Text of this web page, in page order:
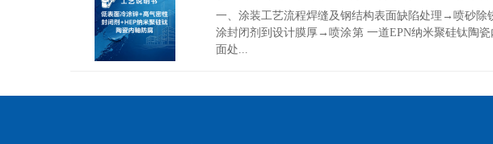
一、涂装工艺流程焊缝及钢结构表面缺陷处理→喷砂
涂封闭剂到设计膜厚→喷涂第 一道EPN纳米聚硅钛陶
面处...